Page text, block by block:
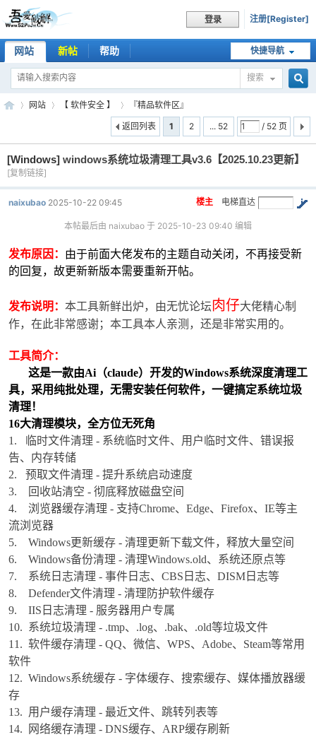
登录 注册[Register]
快捷导航
网站 新帖 帮助
搜索
索
吾
爱
破
解
»
网站
›
【 软件安全 】
›
『精品软件区』
1
2 ... 52 / 52 页
返回列表
[Windows] windows系统垃圾清理工具v3.6【2025.10.23更新】
[复制链接]
电梯直达
楼主
naixubao 2025-10-22 09:45
本帖最后由 naixubao 于 2025-10-23 09:40 编辑
发布原因： 由于前面大佬发布的主题自动关闭，不再接受新
的回复， 故更新新版本需要重新开帖。
发布说明： 本工具新鲜出炉，由无忧论坛肉仔大佬精心制
作，在此非常感谢；本工具本人亲测，还是非常实用的。
工具简介：
这是一款由Ai（claude）开发的Windows系统深度清理工
具，采用纯批处理，无需安装任何软件，一键搞定系统垃圾
清理！
16大清理模块，全方位无死角
1. 临时文件清理 - 系统临时文件、用户临时文件、错误报
告、内存转储
2. 预取文件清理 - 提升系统启动速度
3. 回收站清空 - 彻底释放磁盘空间
4. 浏览器缓存清理 - 支持Chrome、Edge、Firefox、IE等主
流浏览器
5. Windows更新缓存 - 清理更新下载文件，释放大量空间
6. Windows备份清理 - 清理Windows.old、系统还原点等
7. 系统日志清理 - 事件日志、CBS日志、DISM日志等
8. Defender文件清理 - 清理防护软件缓存
9. IIS日志清理 - 服务器用户专属
10. 系统垃圾清理 - .tmp、.log、.bak、.old等垃圾文件
11. 软件缓存清理 - QQ、微信、WPS、Adobe、Steam等常用
软件
12. Windows系统缓存 - 字体缓存、搜索缓存、媒体播放器缓
存
13. 用户缓存清理 - 最近文件、跳转列表等
14. 网络缓存清理 - DNS缓存、ARP缓存刷新